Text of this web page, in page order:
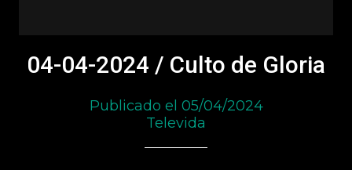
04-04-2024 / Culto de Gloria
Publicado el 05/04/2024
Televida